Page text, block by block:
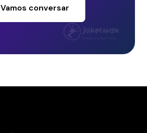
Vamos conversar